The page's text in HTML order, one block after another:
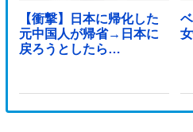
【衝撃】日本に帰化した
元中国人が帰省→日本に
戻ろうとしたら…